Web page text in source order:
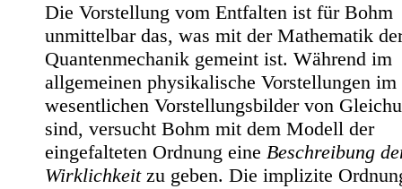
Die Vorstellung vom Entfalten ist für Bohm
unmittelbar das, was mit der Mathematik
Quantenmechanik gemeint ist. Während im
allgemeinen physikalische Vorstellungen im
wesentlichen Vorstellungsbilder von
sind, versucht Bohm mit dem Modell der
eingefalteten Ordnung eine Beschreibung
Wirklichkeit zu geben. Die implizite